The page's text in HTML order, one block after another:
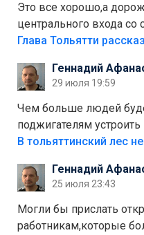
Это все хорошо,а
центрального входа
аттракционам слабо
лежала в парке и
украли.
Геннадий
29 июля 19:59
Чем больше людей
поджигателям
костры,тех надо
Штрафы мизерные.
Геннадий
25 июля 23:43
Могли бы прислать
работникам,которые